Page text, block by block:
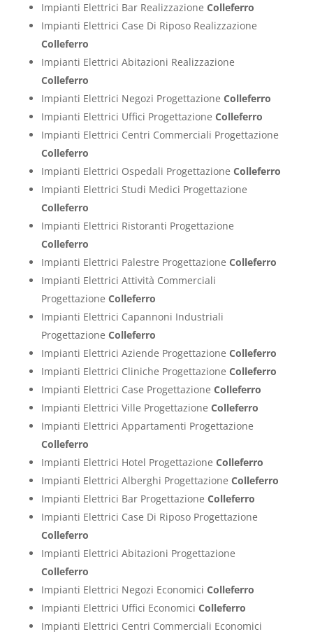
Impianti Elettrici Bar Realizzazione Colleferro
Impianti Elettrici Case Di Riposo Realizzazione
Colleferro
Impianti Elettrici Abitazioni Realizzazione
Colleferro
Impianti Elettrici Negozi Progettazione Colleferro
Impianti Elettrici Uffici Progettazione Colleferro
Impianti Elettrici Centri Commerciali Progettazione
Colleferro
Impianti Elettrici Ospedali Progettazione Colleferro
Impianti Elettrici Studi Medici Progettazione
Colleferro
Impianti Elettrici Ristoranti Progettazione
Colleferro
Impianti Elettrici Palestre Progettazione Colleferro
Impianti Elettrici Attività Commerciali
Progettazione Colleferro
Impianti Elettrici Capannoni Industriali
Progettazione Colleferro
Impianti Elettrici Aziende Progettazione Colleferro
Impianti Elettrici Cliniche Progettazione Colleferro
Impianti Elettrici Case Progettazione Colleferro
Impianti Elettrici Ville Progettazione Colleferro
Impianti Elettrici Appartamenti Progettazione
Colleferro
Impianti Elettrici Hotel Progettazione Colleferro
Impianti Elettrici Alberghi Progettazione Colleferro
Impianti Elettrici Bar Progettazione Colleferro
Impianti Elettrici Case Di Riposo Progettazione
Colleferro
Impianti Elettrici Abitazioni Progettazione
Colleferro
Impianti Elettrici Negozi Economici Colleferro
Impianti Elettrici Uffici Economici Colleferro
Impianti Elettrici Centri Commerciali Economici